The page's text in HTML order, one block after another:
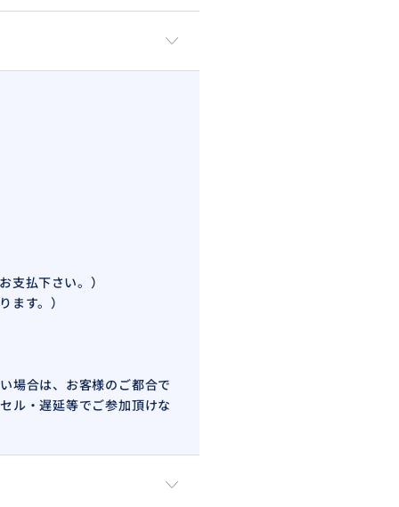
支払下さい。）
ます。）
場合は、お客様のご都合で
ル・遅延等でご参加頂けな